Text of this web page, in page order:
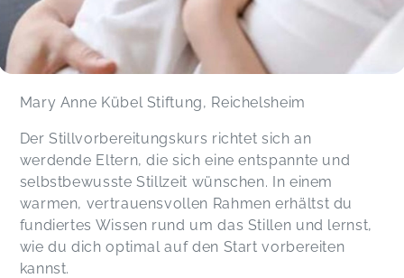
Mary Anne Kübel Stiftung, Reichelsheim
Der Stillvorbereitungskurs richtet sich an
werdende Eltern, die sich eine entspannte und
selbstbewusste Stillzeit wünschen. In einem
warmen, vertrauensvollen Rahmen erhältst du
fundiertes Wissen rund um das Stillen und lernst,
wie du dich optimal auf den Start vorbereiten
kannst.